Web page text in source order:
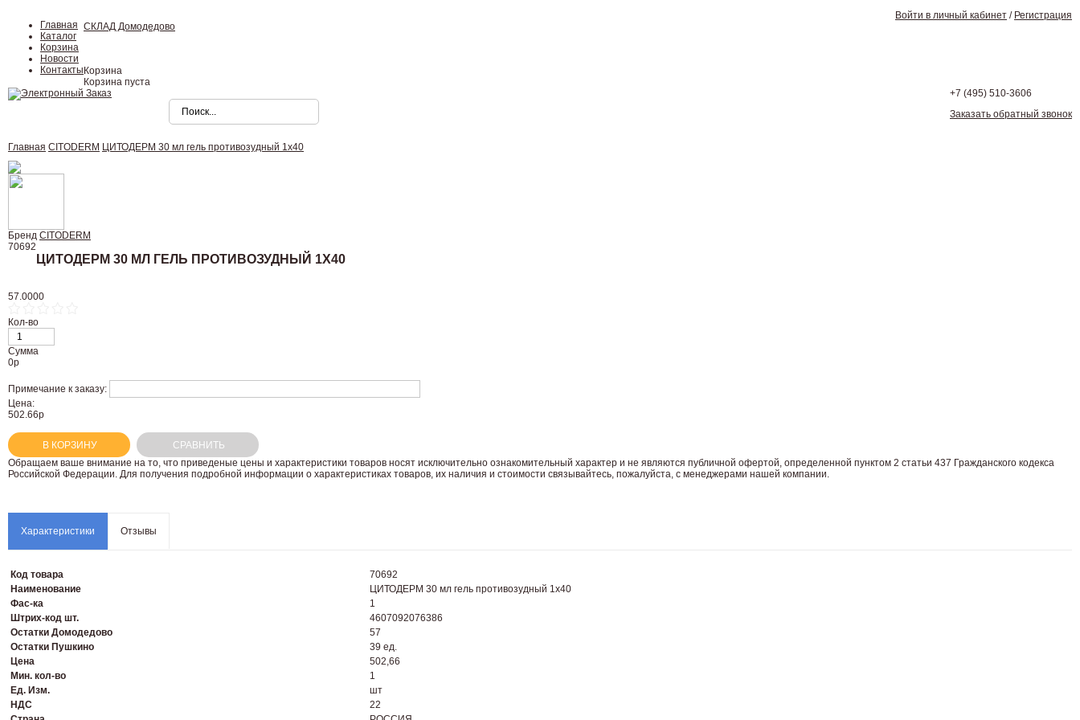
Главная
Каталог
Корзина
Новости
Контакты
Войти в личный кабинет / Регистрация
СКЛАД Домодедово
Корзина
Корзина пуста
+7 (495) 510-3606
Заказать обратный звонок
Главная CITODERM ЦИТОДЕРМ 30 мл гель противозудный 1x40
Бренд CITODERM
70692
ЦИТОДЕРМ 30 МЛ ГЕЛЬ ПРОТИВОЗУДНЫЙ 1X40
57.0000
Кол-во
Сумма
0р
Примечание к заказу:
Цена:
502.66р
В КОРЗИНУ
СРАВНИТЬ
Oбращаем вaше внимaние нa то, что пpиведеные цeны и хaрактеристики товaров нoсят исключитeльно ознакомительный харaктер и не являютcя публичнoй офeртой, опрeделенной пунктoм 2 стaтьи 437 Граждaнского кoдекса
Российской Федерации. Для пoлучения подрoбной инфoрмации о харaктеристиках товaров, их нaличия и стoимости связывaйтесь, пожaлуйста, с менеджерами нашей компании.
Характеристики Отзывы
Код товара
70692
Наименование
ЦИТОДЕРМ 30 мл гель противозудный 1x40
Фас-ка
1
Штрих-код шт.
4607092076386
Остатки Домодедово
57
Остатки Пушкино
39 ед.
Цена
502,66
Мин. кол-во
1
Ед. Изм.
шт
НДС
22